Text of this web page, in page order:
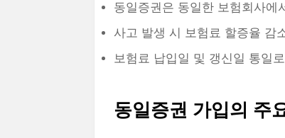
동일증권은 동일한 보험회사에
사고 발생 시 보험료 할증율 감
보험료 납입일 및 갱신일 통일로
동일증권 가입의 주